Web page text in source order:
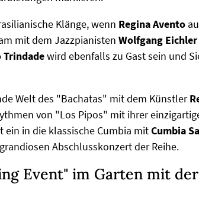
Klänge, wenn Regina Avento
mit dem Jazzpianisten Wolfgang Eichler
Trindadewird ebenfalls zu Gast sein und
Welt des "Bachatas" mit dem Künstler
von "Los Pipos" mit ihrer
ein in die klassische Cumbia mitCumbia
Abschlusskonzert der Reihe.
Event" im Garten mit